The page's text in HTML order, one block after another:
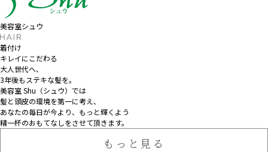
美容室シュウ
着付け
キレイにこだわる
大人世代へ、
3年後もステキな髪を。
美容室 Shu（シュウ）では
髪と頭皮の環境を第一に考え、
あなたの毎日が今より、もっと輝くよう
精一杯のおもてなしをさせて頂きます。
もっと見る